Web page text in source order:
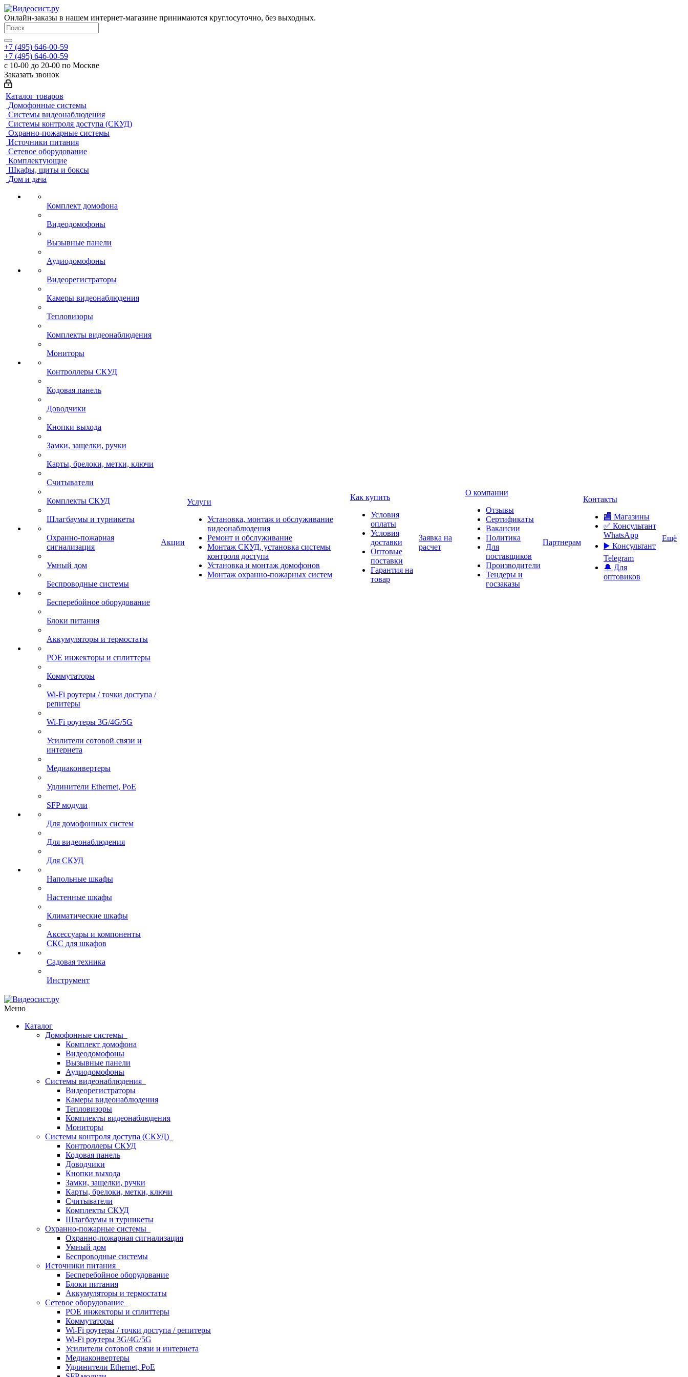
Онлайн-заказы в нашем интернет-магазине принимаются круглосуточно, без выходных.
+7 (495) 646-00-59
+7 (495) 646-00-59
с 10-00 до 20-00 по Москве
Заказать звонок
Каталог товаров
Домофонные системы
Системы видеонаблюдения
Системы контроля доступа (СКУД)
Охранно-пожарные системы
Источники питания
Сетевое оборудование
Комплектующие
Шкафы, щиты и боксы
Дом и дача
Комплект домофона
Видеодомофоны
Вызывные панели
Аудиодомофоны
Видеорегистраторы
Камеры видеонаблюдения
Тепловизоры
Комплекты видеонаблюдения
Мониторы
Контроллеры СКУД
Кодовая панель
Доводчики
Кнопки выхода
Замки, защелки, ручки
Карты, брелоки, метки, ключи
Считыватели
Комплекты СКУД
Шлагбаумы и турникеты
Охранно-пожарная
сигнализация
Умный дом
Беспроводные системы
Бесперебойное оборудование
Блоки питания
Аккумуляторы и термостаты
POE инжекторы и сплиттеры
Коммутаторы
Wi-Fi роутеры / точки доступа /
репитеры
Wi-Fi роутеры 3G/4G/5G
Усилители сотовой связи и
интернета
Медиаконвертеры
Удлинители Ethernet, PoE
SFP модули
Для домофонных систем
Для видеонаблюдения
Для СКУД
Напольные шкафы
Настенные шкафы
Климатические шкафы
Аксессуары и компоненты
СКС для шкафов
Садовая техника
Инструмент
Акции
Услуги
Установка, монтаж и обслуживание
видеонаблюдения
Ремонт и обслуживание
Монтаж СКУД, установка системы
контроля доступа
Установка и монтаж домофонов
Монтаж охранно-пожарных систем
Как купить
Условия
оплаты
Условия
доставки
Оптовые
поставки
Гарантия на
товар
Заявка на
расчет
О компании
Отзывы
Сертификаты
Вакансии
Политика
Для
поставщиков
Производители
Тендеры и
госзаказы
Партнерам
Контакты
🏬 Магазины
✅️ Консультант
WhatsApp
▶️ Консультант
Telegram
🔔 Для
оптовиков
Ещё
Меню
Каталог
Домофонные системы
Комплект домофона
Видеодомофоны
Вызывные панели
Аудиодомофоны
Системы видеонаблюдения
Видеорегистраторы
Камеры видеонаблюдения
Тепловизоры
Комплекты видеонаблюдения
Мониторы
Системы контроля доступа (СКУД)
Контроллеры СКУД
Кодовая панель
Доводчики
Кнопки выхода
Замки, защелки, ручки
Карты, брелоки, метки, ключи
Считыватели
Комплекты СКУД
Шлагбаумы и турникеты
Охранно-пожарные системы
Охранно-пожарная сигнализация
Умный дом
Беспроводные системы
Источники питания
Бесперебойное оборудование
Блоки питания
Аккумуляторы и термостаты
Сетевое оборудование
POE инжекторы и сплиттеры
Коммутаторы
Wi-Fi роутеры / точки доступа / репитеры
Wi-Fi роутеры 3G/4G/5G
Усилители сотовой связи и интернета
Медиаконвертеры
Удлинители Ethernet, PoE